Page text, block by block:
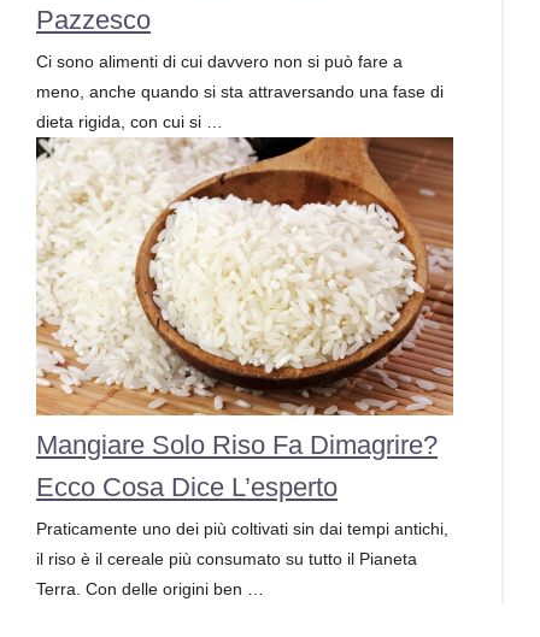
Pazzesco
Ci sono alimenti di cui davvero non si può fare a
meno, anche quando si sta attraversando una fase di
dieta rigida, con cui si …
Mangiare Solo Riso Fa Dimagrire?
Ecco Cosa Dice L’esperto
Praticamente uno dei più coltivati sin dai tempi antichi,
il riso è il cereale più consumato su tutto il Pianeta
Terra. Con delle origini ben …